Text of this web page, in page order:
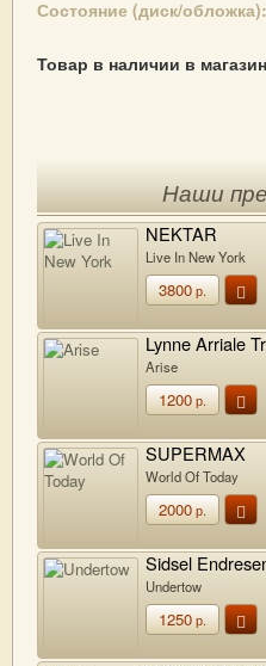
Состояние (диск/обложка):
Товар в наличии в
Наши
NEKTAR
Live In New York
3800р.
Lynne Arriale
Arise
1200р.
SUPERMAX
World Of Today
2000р.
Sidsel
Undertow
1250р.